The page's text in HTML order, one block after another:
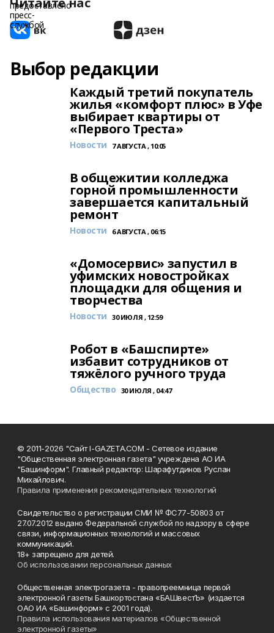
Выбор редакции
Каждый третий покупатель
жилья «комфорт плюс» в Уфе
выбирает квартиры от
«Первого Треста»
Новости 7 АВГУСТА , 10:05
В общежитии колледжа
горной промышленности
завершается капитальный
ремонт
Новости 6 АВГУСТА , 06:15
«Домосервис» запустил в
уфимских новостройках
площадки для общения и
творчества
Новости 30 ИЮЛЯ , 12:59
Робот в «Башспирте»
избавит сотрудников от
тяжёлого ручного труда
Общество 30 ИЮЛЯ , 04:47
© 2011-2026 "Сайт I-GAZETA.COM - Сетевое издание
"Общественная электронная газета" учреждена АО ИА
"Башинформ". Главный редактор: Шарафутдинов Руслан
Михайлович.
Правила применения рекомендательных технологий
Свидетельство о регистрации СМИ № ФС77-50803 от
27.07.2012 выдано Федеральной службой по надзору в сфере
связи, информационных технологий и массовых
коммуникаций.
18+ запрещено для детей.
Об использовании персональных данных
Общественная электрогазета - правопреемница первой
электронной газеты Башкортостана «БАШвестЪ» (издается
ОАО ИА «Башинформ» с 2001 года).
Правила использования материалов «Общественной
электронной газеты»